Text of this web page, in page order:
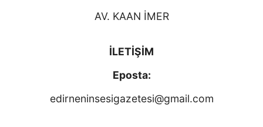
AV. KAAN İMER
İLETİŞİM
Eposta:
edirneninsesigazetesi@gmail.com